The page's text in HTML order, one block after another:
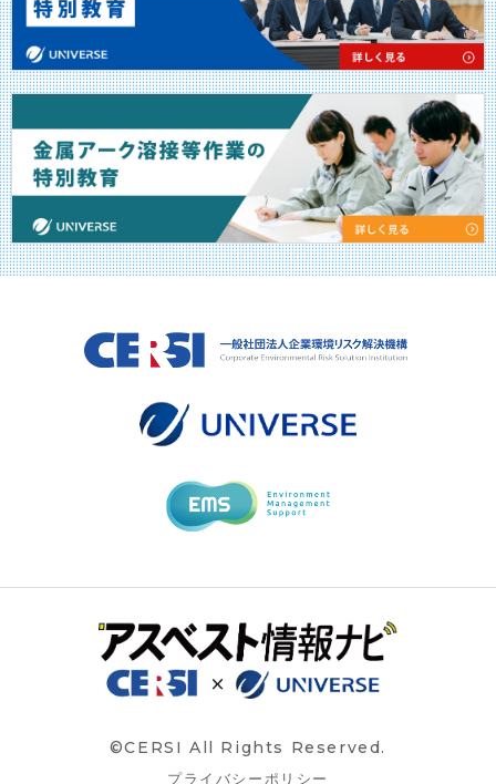
©CERSI All Rights Reserved.
プライバシーポリシー